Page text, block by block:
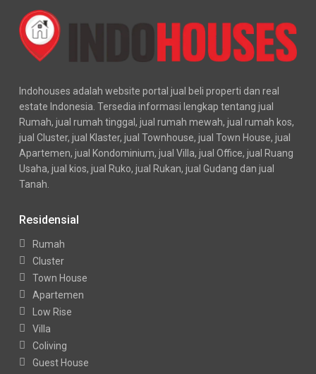
Indohouses adalah website portal jual beli properti dan real
estate Indonesia. Tersedia informasi lengkap tentang jual
Rumah, jual rumah tinggal, jual rumah mewah, jual rumah kos,
jual Cluster, jual Klaster, jual Townhouse, jual Town House, jual
Apartemen, jual Kondominium, jual Villa, jual Office, jual Ruang
Usaha, jual kios, jual Ruko, jual Rukan, jual Gudang dan jual
Tanah.
Residensial
Rumah
Cluster
Town House
Apartemen
Low Rise
Villa
Coliving
Guest House